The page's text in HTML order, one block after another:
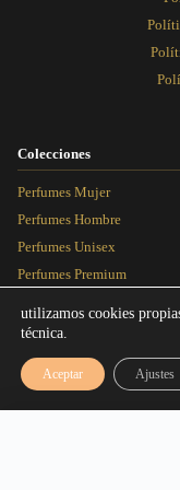
Colecciones
Perfumes Mujer
Perfumes Hombre
Perfumes Unisex
Perfumes Premium
Artículos
Equivalencias
utilizamos cookies
técnica.
Aceptar Ajustes